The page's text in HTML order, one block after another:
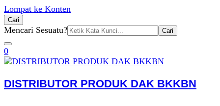
Lompat ke Konten
Cari
Pencarian
untuk:
Mencari Sesuatu?
0
DISTRIBUTOR PRODUK DAK BKKBN